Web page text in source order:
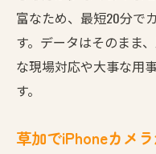
データその
草加で
iPhone修理草
iPhoneカメラ
富なため、最短20分で
す。データはそのまま
な現場対応や大事な用
す。
草加でiPhoneカメ